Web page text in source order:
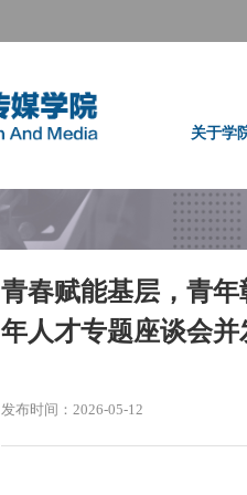
关于学
青春赋能基层，青
年人才专题座谈会并
发布时间：2026-05-12